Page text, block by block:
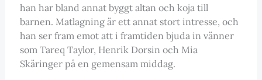
han har bland annat byggt altan och koja till
barnen. Matlagning är ett annat stort intresse, och
han ser fram emot att i framtiden bjuda in vänner
som Tareq Taylor, Henrik Dorsin och Mia
Skäringer på en gemensam middag.